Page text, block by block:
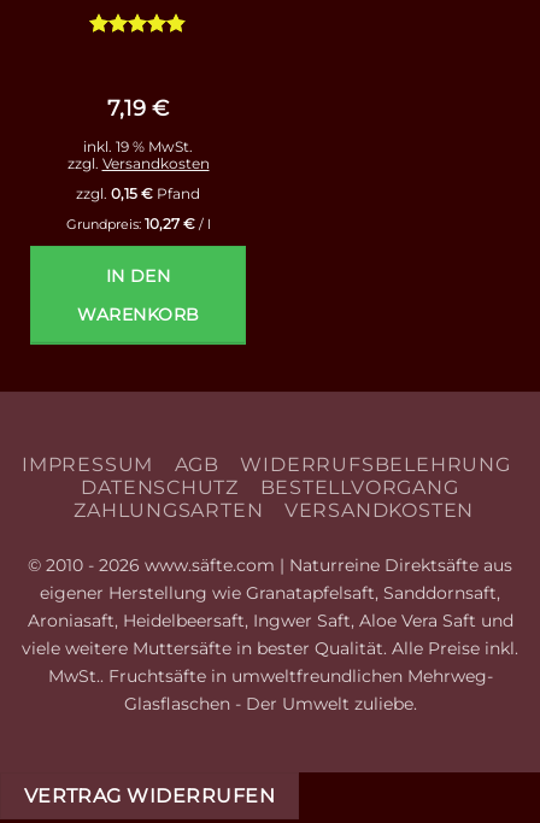
7,19 €
inkl. 19 % MwSt.
zzgl. Versandkosten
zzgl. 0,15 € Pfand
Grundpreis: 10,27 €/ l
IN DEN
WARENKORB
IMPRESSUM AGB
WIDERRUFSBELEHRUNG
DATENSCHUTZ
BESTELLVORGANG
ZAHLUNGSARTEN
VERSANDKOSTEN
© 2010 - 2026 www.säfte.com | Naturreine Direktsäfte aus
eigener Herstellung wie Granatapfelsaft, Sanddornsaft,
Aroniasaft, Heidelbeersaft, Ingwer Saft, Aloe Vera Saft und
viele weitere Muttersäfte in bester Qualität. Alle Preise inkl.
MwSt.. Fruchtsäfte in umweltfreundlichen Mehrweg-
Glasflaschen - Der Umwelt zuliebe.
VERTRAG WIDERRUFEN